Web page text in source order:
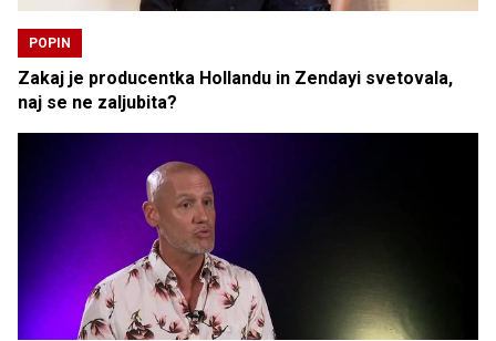
POPIN
Zakaj je producentka Hollandu in Zendayi svetovala,
naj se ne zaljubita?